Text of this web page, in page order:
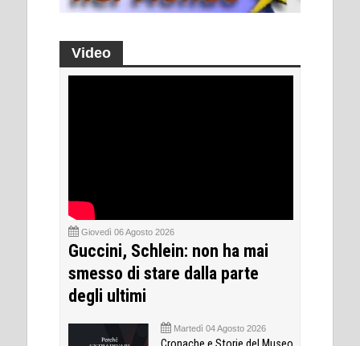
Video
Giovedì 06 Agosto 2026
Guccini, Schlein: non ha mai
smesso di stare dalla parte
degli ultimi
Martedì 04 Agosto 2026